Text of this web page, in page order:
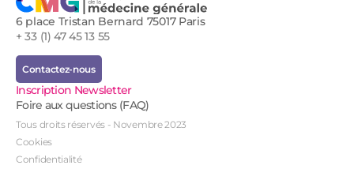
6 place Tristan Bernard 75017 Paris
+ 33 (1) 47 45 13 55
Contactez-nous
Inscription Newsletter
Foire aux questions (FAQ)
Tous droits réservés - Novembre 2023
Cookies
Confidentialité